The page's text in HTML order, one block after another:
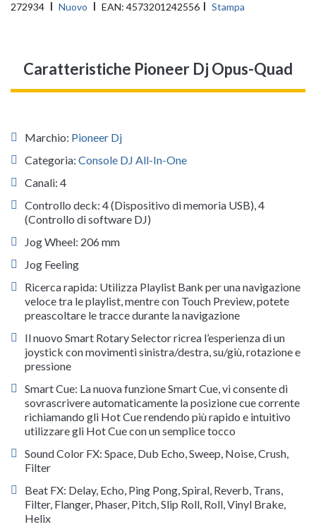
272934 Nuovo EAN: 4573201242556 Stampa
Caratteristiche Pioneer Dj Opus-Quad
Marchio: Pioneer Dj
Categoria: Console DJ All-In-One
Canali: 4
Controllo deck: 4 (Dispositivo di memoria USB), 4
(Controllo di software DJ)
Jog Wheel: 206 mm
Jog Feeling
Ricerca rapida: Utilizza Playlist Bank per una navigazione
veloce tra le playlist, mentre con Touch Preview, potete
preascoltare le tracce durante la navigazione
Il nuovo Smart Rotary Selector ricrea l’esperienza di un
joystick con movimenti sinistra/destra, su/giù, rotazione e
pressione
Smart Cue: La nuova funzione Smart Cue, vi consente di
sovrascrivere automaticamente la posizione cue corrente
richiamando gli Hot Cue rendendo più rapido e intuitivo
utilizzare gli Hot Cue con un semplice tocco
Sound Color FX: Space, Dub Echo, Sweep, Noise, Crush,
Filter
Beat FX: Delay, Echo, Ping Pong, Spiral, Reverb, Trans,
Filter, Flanger, Phaser, Pitch, Slip Roll, Roll, Vinyl Brake,
Helix